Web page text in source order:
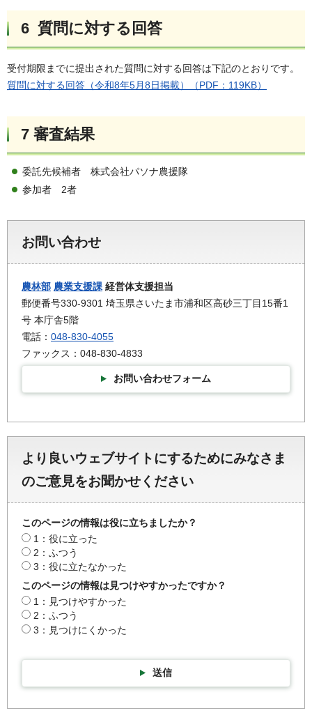
6 質問に対する回答
受付期限までに提出された質問に対する回答は下記のとおりです。
質問に対する回答（令和8年5月8日掲載）（PDF：119KB）
7 審査結果
委託先候補者 株式会社パソナ農援隊
参加者 2者
お問い合わせ
農林部 農業支援課 経営体支援担当
郵便番号330-9301 埼玉県さいたま市浦和区高砂三丁目15番1
号 本庁舎5階
電話： 048-830-4055
ファックス：048-830-4833
お問い合わせフォーム
より良いウェブサイトにするためにみなさま
のご意見をお聞かせください
このページの情報は役に立ちましたか？
1：役に立った
2：ふつう
3：役に立たなかった
このページの情報は見つけやすかったですか？
1：見つけやすかった
2：ふつう
3：見つけにくかった
送信